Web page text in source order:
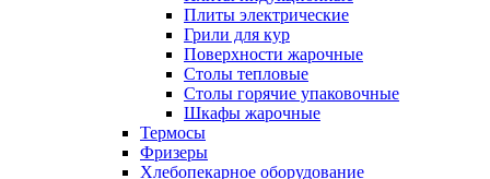
Плиты электрические
Грили для кур
Поверхности жарочные
Столы тепловые
Столы горячие упаковочные
Шкафы жарочные
Термосы
Фризеры
Хлебопекарное оборудование